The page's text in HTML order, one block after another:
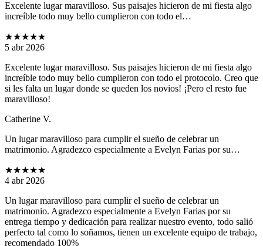
Excelente lugar maravilloso. Sus paisajes hicieron de mi fiesta algo
increíble todo muy bello cumplieron con todo el…
★★★★★
5 abr 2026
Excelente lugar maravilloso. Sus paisajes hicieron de mi fiesta algo
increíble todo muy bello cumplieron con todo el protocolo. Creo que
si les falta un lugar donde se queden los novios! ¡Pero el resto fue
maravilloso!
Catherine V.
Un lugar maravilloso para cumplir el sueño de celebrar un
matrimonio. Agradezco especialmente a Evelyn Farias por su…
★★★★★
4 abr 2026
Un lugar maravilloso para cumplir el sueño de celebrar un
matrimonio. Agradezco especialmente a Evelyn Farias por su
entrega tiempo y dedicación para realizar nuestro evento, todo salió
perfecto tal como lo soñamos, tienen un excelente equipo de trabajo,
recomendado 100%